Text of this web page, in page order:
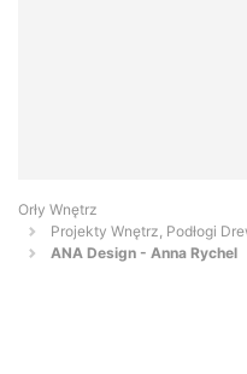
Orły Wnętrz
Projekty Wnętrz, Podłogi
ANA Design - Anna Rychel